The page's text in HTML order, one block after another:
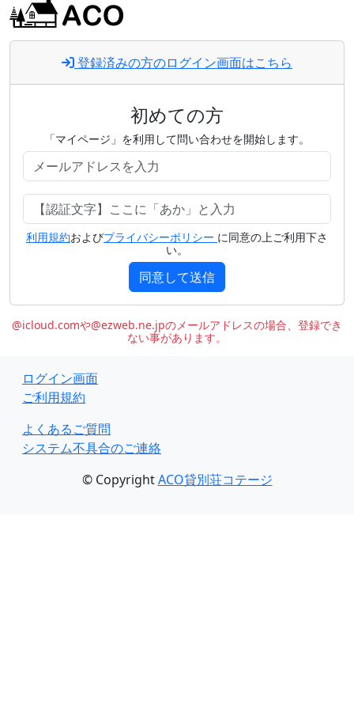
登録済みの方のログイン画面はこちら
初めての方
「マイページ」を利用して問い合わせを開始します。
利用規約およびプライバシーポリシー に同意の上ご利用下さ
い。
同意して送信
@icloud.comや@ezweb.ne.jpのメールアドレスの場合、登録でき
ない事があります。
ログイン画面
ご利用規約
よくあるご質問
システム不具合のご連絡
© CopyrightACO貸別荘コテージ